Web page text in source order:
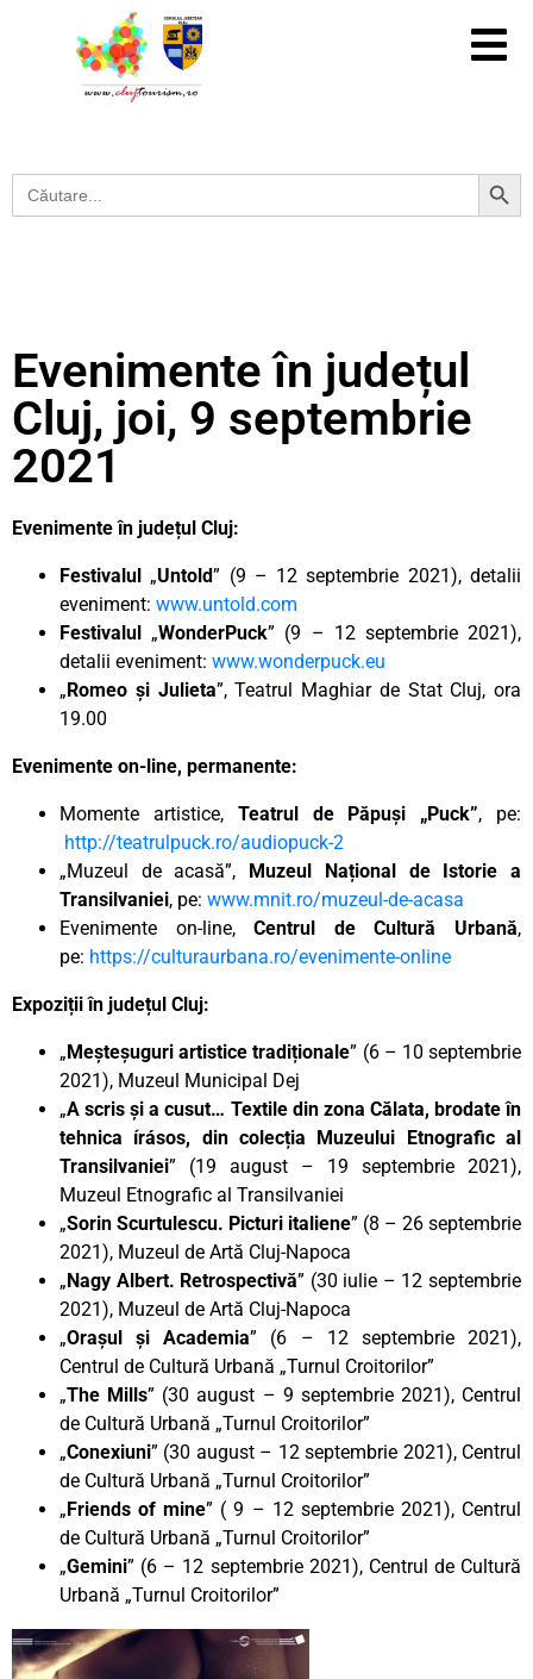
Search
for:
Search Button
Evenimente în județul
Cluj, joi, 9 septembrie
2021
Evenimente în județul Cluj:
Festivalul „Untold” (9 – 12 septembrie 2021), detalii
eveniment: www.untold.com
Festivalul „WonderPuck” (9 – 12 septembrie 2021),
detalii eveniment: www.wonderpuck.eu
„Romeo și Julieta”, Teatrul Maghiar de Stat Cluj, ora
19.00
Evenimente on-line, permanente:
Momente artistice, Teatrul de Păpuși „Puck”, pe:
http://teatrulpuck.ro/audiopuck-2
„Muzeul de acasă”, Muzeul Național de Istorie a
Transilvaniei, pe: www.mnit.ro/muzeul-de-acasa
Evenimente on-line,Centrul de Cultură Urbană,
pe: https://culturaurbana.ro/evenimente-online
Expoziții în județul Cluj:
„Meșteșuguri artistice tradiționale” (6 – 10 septembrie
2021), Muzeul Municipal Dej
„A scris și a cusut… Textile din zona Călata, brodate în
tehnica írásos, din colecția Muzeului Etnografic al
Transilvaniei” (19 august – 19 septembrie 2021),
Muzeul Etnografic al Transilvaniei
„Sorin Scurtulescu. Picturi italiene” (8 – 26 septembrie
2021), Muzeul de Artă Cluj-Napoca
„Nagy Albert. Retrospectivă” (30 iulie – 12 septembrie
2021), Muzeul de Artă Cluj-Napoca
„Orașul și Academia” (6 – 12 septembrie 2021),
Centrul de Cultură Urbană „Turnul Croitorilor”
„The Mills” (30 august – 9 septembrie 2021), Centrul
de Cultură Urbană „Turnul Croitorilor”
„Conexiuni” (30 august – 12 septembrie 2021), Centrul
de Cultură Urbană „Turnul Croitorilor”
„Friends of mine” ( 9 – 12 septembrie 2021), Centrul
de Cultură Urbană „Turnul Croitorilor”
„Gemini” (6 – 12 septembrie 2021), Centrul de Cultură
Urbană „Turnul Croitorilor”